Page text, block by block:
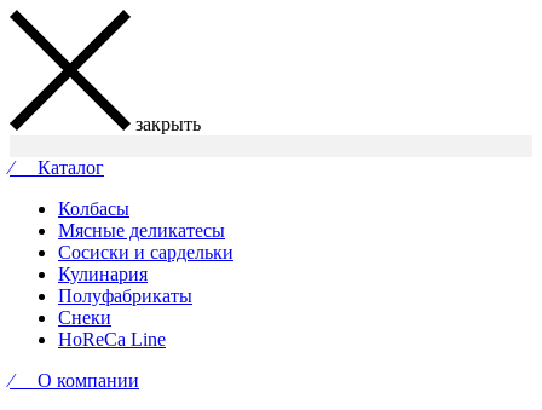
закрыть
⁄ Каталог
Колбасы
Мясные деликатесы
Сосиски и сардельки
Кулинария
Полуфабрикаты
Снеки
HoReCa Line
⁄ О компании